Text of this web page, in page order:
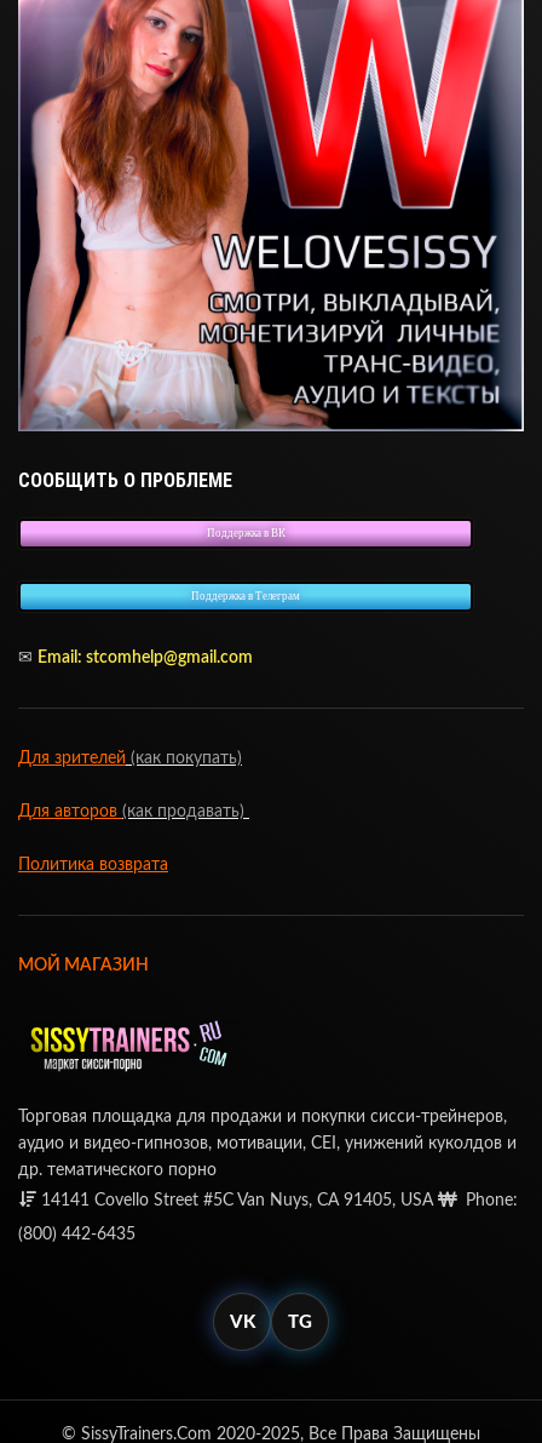
СООБЩИТЬ О ПРОБЛЕМЕ
Поддержка в ВК
Поддержка в Телеграм
✉ Email: stcomhelp@gmail.com
Для зрителей (как покупать)
Для авторов (как продавать)
Политика возврата
МОЙ МАГАЗИН
Торговая площадка для продажи и покупки сисси-трейнеров,
аудио и видео-гипнозов, мотивации, CEI, унижений куколдов и
др. тематического порно
14141 Covello Street #5C Van Nuys, CA 91405, USA
Phone:
(800) 442-6435
VK TG
© SissyTrainers.Com 2020-2025, Все Права Защищены